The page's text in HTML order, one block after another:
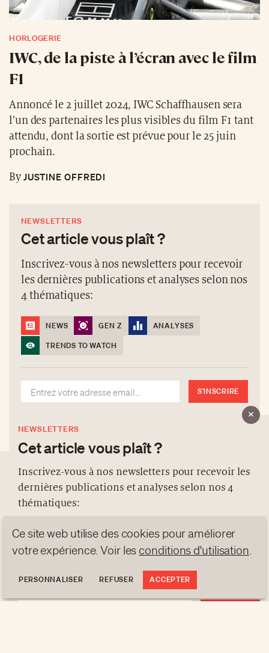
HORLOGERIE
IWC, de la piste à l’écran avec le film
F1
Annoncé le 2 juillet 2024, IWC Schaffhausen sera
l’un des partenaires les plus visibles du film F1 tant
attendu, dont la sortie est prévue pour le 25 juin
prochain.
ByJUSTINE OFFREDI
NEWSLETTERS
Cet article vous plaît ?
Inscrivez-vous à nos newsletters pour recevoir
les dernières publications et analyses selon nos
4 thématiques:
NEWS GEN Z
ANALYSES
TRENDS TO WATCH
S'INSCRIRE
NEWSLETTERS
Cet article vous plaît ?
Inscrivez-vous à nos newsletters pour recevoir les
dernières publications et analyses selon nos 4
thématiques:
NEWS GEN Z
ANALYSES
TRENDS TO WATCH
À PROPOS
PROTECTION DES DONNÉES
contact@luxurytribune.com
Conçu parAntistatique
Ce site web utilise des cookies pour améliorer
votre expérience. Voir les conditions d'utilisation
PERSONNALISER REFUSER ACCEPTER